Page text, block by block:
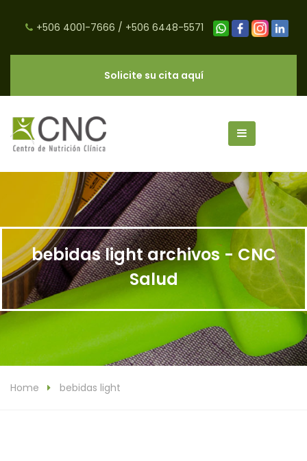
+506 4001-7666 / +506 6448-5571
Solicite su cita aquí
bebidas light archivos - CNC
Salud
Home bebidas light